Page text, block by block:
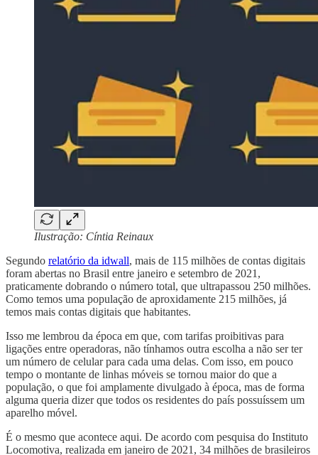
Ilustração: Cíntia Reinaux
Segundo relatório da idwall, mais de 115 milhões de contas digitais
foram abertas no Brasil entre janeiro e setembro de 2021,
praticamente dobrando o número total, que ultrapassou 250 milhões.
Como temos uma população de aproxidamente 215 milhões, já
temos mais contas digitais que habitantes.
Isso me lembrou da época em que, com tarifas proibitivas para
ligações entre operadoras, não tínhamos outra escolha a não ser ter
um número de celular para cada uma delas. Com isso, em pouco
tempo o montante de linhas móveis se tornou maior do que a
população, o que foi amplamente divulgado à época, mas de forma
alguma queria dizer que todos os residentes do país possuíssem um
aparelho móvel.
É o mesmo que acontece aqui. De acordo com pesquisa do Instituto
Locomotiva, realizada em janeiro de 2021, 34 milhões de brasileiros